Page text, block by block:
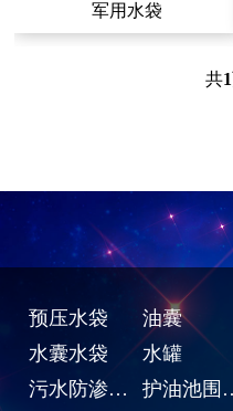
军用水袋
共1
预压水袋
油囊
水囊水袋
水罐
污水防渗池、蓄水池
护油